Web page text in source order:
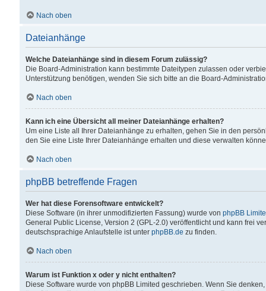
Nach oben
Dateianhänge
Welche Dateianhänge sind in diesem Forum zulässig?
Die Board-Administration kann bestimmte Dateitypen zulassen oder
Unterstützung benötigen, wenden Sie sich bitte an die Board-
Nach oben
Kann ich eine Übersicht all meiner Dateianhänge erhalten?
Um eine Liste all Ihrer Dateianhänge zu erhalten, gehen Sie in den
den Sie eine Liste Ihrer Dateianhänge erhalten und diese verwalten
Nach oben
phpBB betreffende Fragen
Wer hat diese Forensoftware entwickelt?
Diese Software (in ihrer unmodifizierten Fassung) wurde von phpBB
General Public License, Version 2 (GPL-2.0) veröffentlicht und kann frei
deutschsprachige Anlaufstelle ist unter phpBB.de zu finden.
Nach oben
Warum ist Funktion x oder y nicht enthalten?
Diese Software wurde von phpBB Limited geschrieben. Wenn Sie